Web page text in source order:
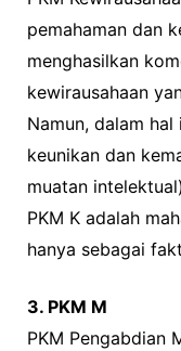
pemahaman dan
menghasilkan
kewirausahaan
Namun, dalam
keunikan dan
muatan
PKM K adalah
hanya sebagai
3. PKM M
PKM Pengabdian